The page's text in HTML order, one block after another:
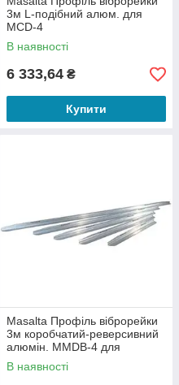
3м L-подібний алюм. для
MCD-4
В наявності
6 333,64 ₴
Купити
Masalta Профіль віброрейки
3м коробчатий-реверсивний
алюмін. MMDB-4 для
приводу MMD-4
В наявності